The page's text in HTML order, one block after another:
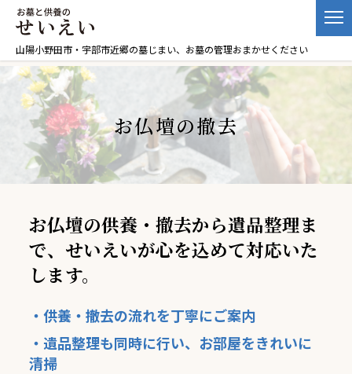
山陽小野田市・宇部市近郷の墓じまい、お墓の管理おまかせください
お仏壇の撤去
お仏壇の供養・撤去から遺品整理ま
で、せいえいが心を込めて対応いた
します。
・供養・撤去の流れを丁寧にご案内
・遺品整理も同時に行い、お部屋をきれいに
清掃